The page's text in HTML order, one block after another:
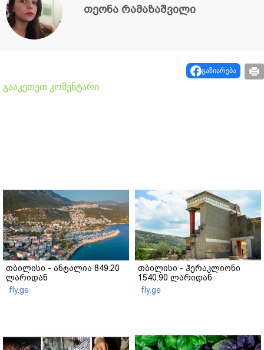
თეონა რამაზაშვილი
გაზიარება
გააკეთეთ კომენტარი
თბილისი - ანტალია 849.20
ლარიდან
fly.ge
თბილისი - ჰერაკლიონი
1540.90 ლარიდან
fly.ge